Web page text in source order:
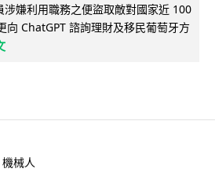
涉嫌利用職務之便盜取敵對國家近 100
向 ChatGPT 諮詢理財及移民葡萄牙方
機械人